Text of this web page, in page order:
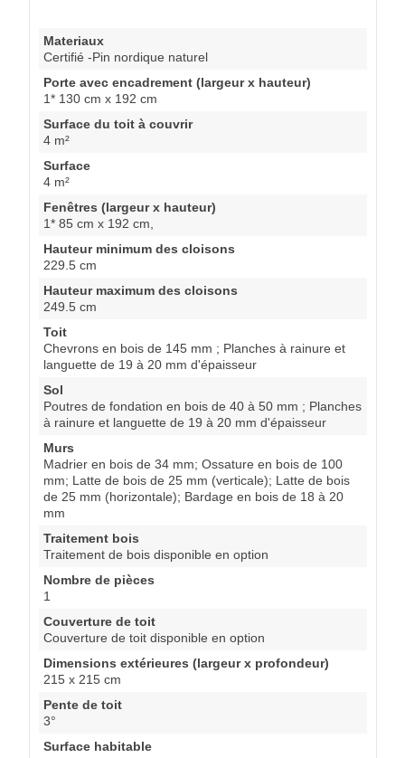
Materiaux
Certifié -Pin nordique naturel
Porte avec encadrement (largeur x hauteur)
1* 130 cm x 192 cm
Surface du toit à couvrir
4 m²
Surface
4 m²
Fenêtres (largeur x hauteur)
1* 85 cm x 192 cm,
Hauteur minimum des cloisons
229.5 cm
Hauteur maximum des cloisons
249.5 cm
Toit
Chevrons en bois de 145 mm ; Planches à rainure et
languette de 19 à 20 mm d'épaisseur
Sol
Poutres de fondation en bois de 40 à 50 mm ; Planches
à rainure et languette de 19 à 20 mm d'épaisseur
Murs
Madrier en bois de 34 mm; Ossature en bois de 100
mm; Latte de bois de 25 mm (verticale); Latte de bois
de 25 mm (horizontale); Bardage en bois de 18 à 20
mm
Traitement bois
Traitement de bois disponible en option
Nombre de pièces
1
Couverture de toit
Couverture de toit disponible en option
Dimensions extérieures (largeur x profondeur)
215 x 215 cm
Pente de toit
3°
Surface habitable